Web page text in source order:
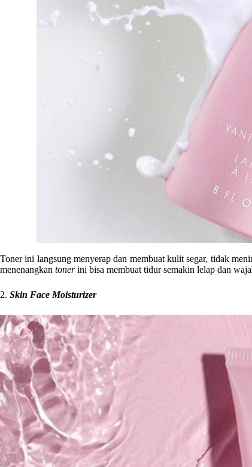
Toner ini langsung menyerap dan membuat kulit segar, tidak
menenangkan tonerini bisa membuat tidur semakin lelap dan
2. Skin Face Moisturizer